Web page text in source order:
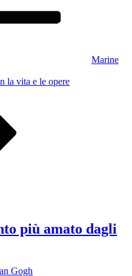
Marine
la vita e le opere
più amato dagli